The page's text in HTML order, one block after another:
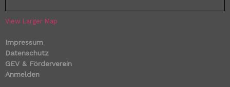
View Larger Map
Impressum
Datenschutz
GEV & Förderverein
Anmelden